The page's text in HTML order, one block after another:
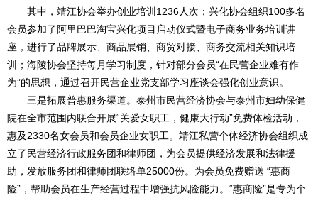
其中，靖江协会举办创业培训1236人次；兴化协会组织100多名
会员参加了阿里巴巴淘宝兴化项目启动仪式暨电子商务业务培训讲
座，进行了品牌展示、商品展销、商贸对接、商务交流相关知识培
训；海陵协会坚持每月学习制度，针对部分会员“在民营企业难有作
为”的思想，通过召开民营企业党支部学习座谈会强化创业意识。
三是拓展普惠服务渠道。泰州市民营经济协会与泰州市妇幼保健
院在全市范围内联合开展“关爱女职工，健康大行动”免费体检活动，
惠及2330名女会员和会员企业女职工。靖江私营个体经济协会组织成
立了民营经济行政服务团和律师团，为会员提供经济发展和法律援
助，发放服务团和律师团联络单25000份。为会员免费赠送 “惠商
险”，帮助会员在生产经营过程中增强抗风险能力。“惠商险”是专为个